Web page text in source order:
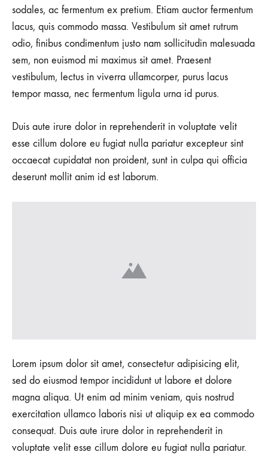
sodales, ac fermentum ex pretium. Etiam auctor fermentum
lacus, quis commodo massa. Vestibulum sit amet rutrum
odio, finibus condimentum justo nam sollicitudin malesuada
sem, non euismod mi maximus sit amet. Praesent
vestibulum, lectus in viverra ullamcorper, purus lacus
tempor massa, nec fermentum ligula urna id purus.
Duis aute irure dolor in reprehenderit in voluptate velit
esse cillum dolore eu fugiat nulla pariatur excepteur sint
occaecat cupidatat non proident, sunt in culpa qui officia
deserunt mollit anim id est laborum.
Lorem ipsum dolor sit amet, consectetur adipisicing elit,
sed do eiusmod tempor incididunt ut labore et dolore
magna aliqua. Ut enim ad minim veniam, quis nostrud
exercitation ullamco laboris nisi ut aliquip ex ea commodo
consequat. Duis aute irure dolor in reprehenderit in
voluptate velit esse cillum dolore eu fugiat nulla pariatur.